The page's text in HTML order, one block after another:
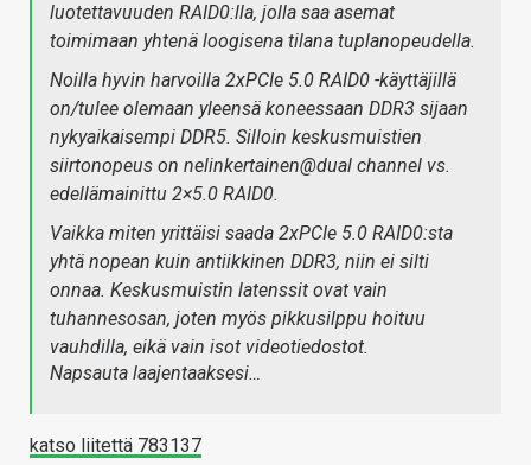
luotettavuuden RAID0:lla, jolla saa asemat
toimimaan yhtenä loogisena tilana tuplanopeudella.
Noilla hyvin harvoilla 2xPCIe 5.0 RAID0 -käyttäjillä
on/tulee olemaan yleensä koneessaan DDR3 sijaan
nykyaikaisempi DDR5. Silloin keskusmuistien
siirtonopeus on nelinkertainen@dual channel vs.
edellämainittu 2×5.0 RAID0.
Vaikka miten yrittäisi saada 2xPCIe 5.0 RAID0:sta
yhtä nopean kuin antiikkinen DDR3, niin ei silti
onnaa. Keskusmuistin latenssit ovat vain
tuhannesosan, joten myös pikkusilppu hoituu
vauhdilla, eikä vain isot videotiedostot.
Napsauta laajentaaksesi…
katso liitettä 783137